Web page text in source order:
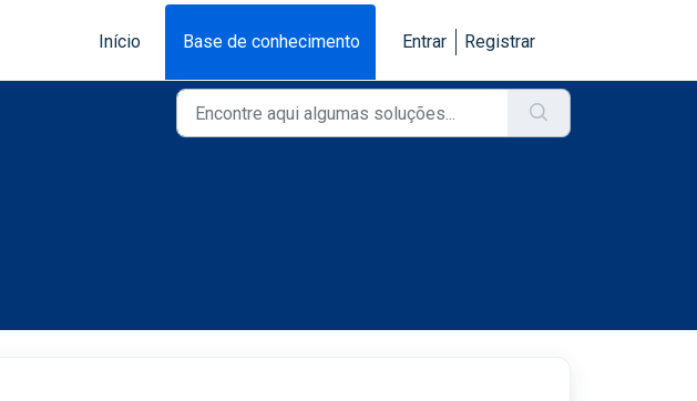
Início Base de conhecimento Entrar Registrar